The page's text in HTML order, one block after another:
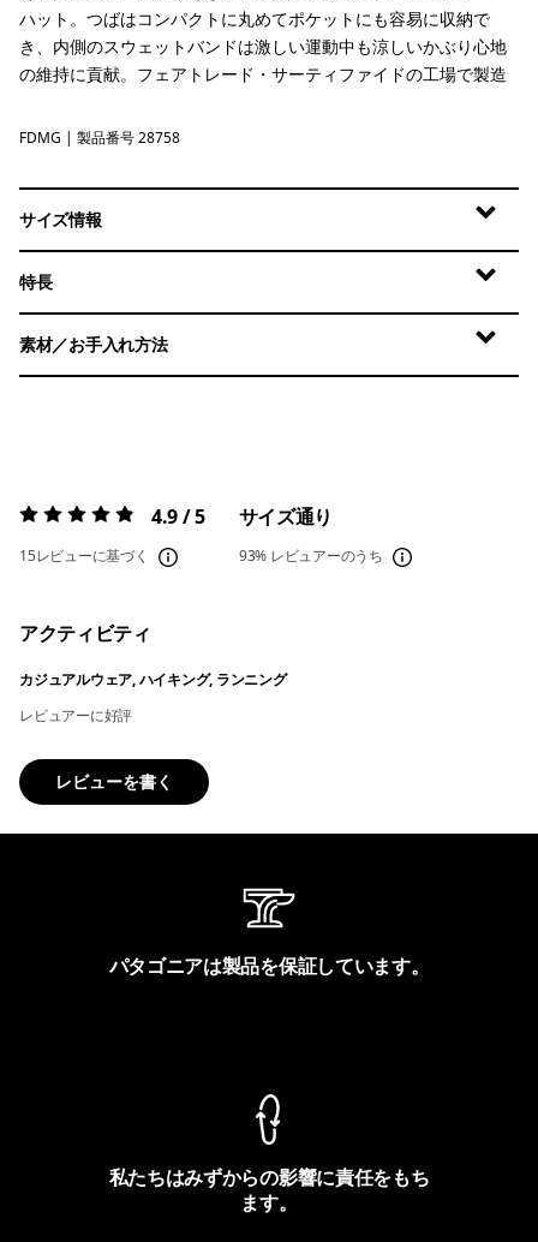
ハット。つばはコンパクトに丸めてポケットにも容易に収納で
き、内側のスウェットバンドは激しい運動中も涼しいかぶり心地
の維持に貢献。フェアトレード・サーティファイドの工場で製造
Faded Magenta
FDMG | 製品番号 28758
サイズ情報
特長
素材／お手入れ方法
評価:4.9 / 5 4.9 / 5
15レビューに基づく
サイズ通り
93% レビュアーのうち
アクティビティ
カジュアルウェア, ハイキング, ランニング
レビュアーに好評
レビューを書く
パタゴニアは製品を保証しています。
私たちはみずからの影響に責任をもち
ます。